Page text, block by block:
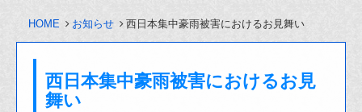
入会・各種手続
学会大会・研究会
リンク・関連団体
HOME お知らせ 西日本集中豪雨被害におけるお見舞い
西日本集中豪雨被害におけるお見
舞い